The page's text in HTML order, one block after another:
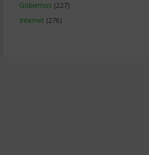
Gobiernos (227)
Internet (276)